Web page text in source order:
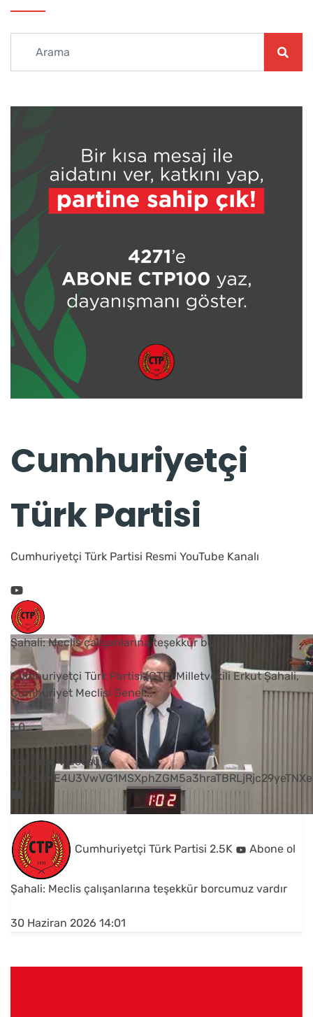
Cumhuriyetçi
Türk Partisi
Cumhuriyetçi Türk Partisi Resmi YouTube Kanalı
Şahali: Meclis çalışanlarına teşekkür borcumuz vardır
Cumhuriyetçi Türk Partisi (CTP) Milletvekili Erkut Şahali,
Cumhuriyet Meclisi Genel...
1 0
YouTube Videosu
Cumhuriyetçi Türk Partisi 2.5K Abone ol
Şahali: Meclis çalışanlarına teşekkür borcumuz vardır
30 Haziran 2026 14:01